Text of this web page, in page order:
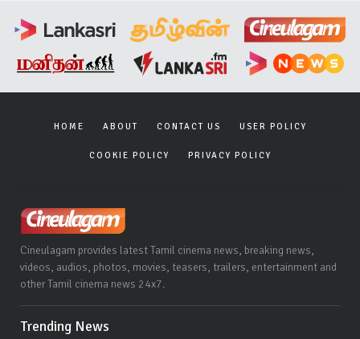
HOME ABOUT CONTACT US USER POLICY
COOKIE POLICY PRIVACY POLICY
Cineulagam provides latest Tamil cinema news, breaking news,
videos, audios, photos, movies, teasers, trailers, entertainment and
other Tamil cinema news 24x7.
Trending News